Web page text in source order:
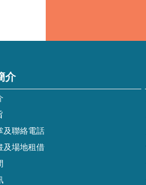
介
及聯絡電話
及場地租借